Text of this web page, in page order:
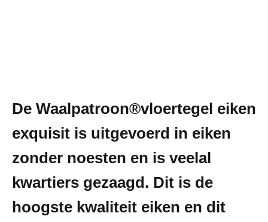
De Waalpatroon®vloertegel eiken
exquisit is uitgevoerd in eiken
zonder noesten en is veelal
kwartiers gezaagd. Dit is de
hoogste kwaliteit eiken en dit